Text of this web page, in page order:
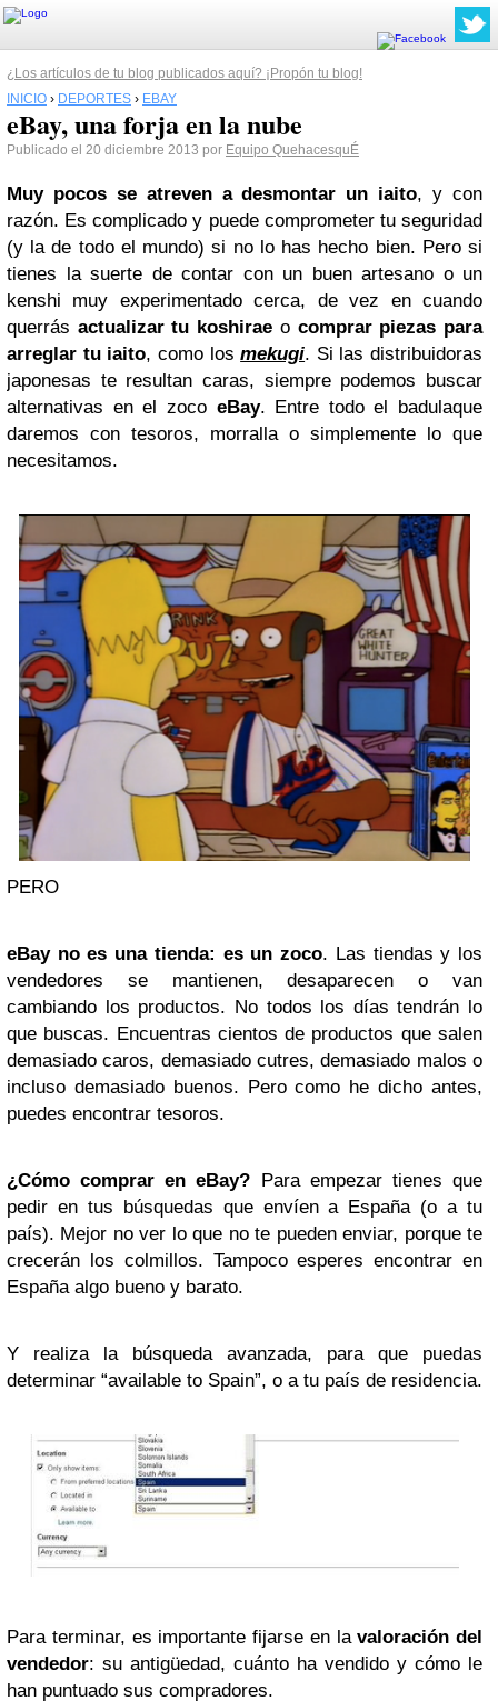
¿Los artículos de tu blog publicados aquí? ¡Propón tu blog!
INICIO › DEPORTES › EBAY
eBay, una forja en la nube
Publicado el 20 diciembre 2013 por Equipo QuehacesquÉ
Muy pocos se atreven a desmontar un iaito, y con
razón. Es complicado y puede comprometer tu seguridad
(y la de todo el mundo) si no lo has hecho bien. Pero si
tienes la suerte de contar con un buen artesano o un
kenshi muy experimentado cerca, de vez en cuando
querrás actualizar tu koshirae o comprar piezas para
arreglar tu iaito, como losmekugi. Si las distribuidoras
japonesas te resultan caras, siempre podemos buscar
alternativas en el zoco eBay. Entre todo el badulaque
daremos con tesoros, morralla o simplemente lo que
necesitamos.
PERO
eBay no es una tienda: es un zoco. Las tiendas y los
vendedores se mantienen, desaparecen o van
cambiando los productos. No todos los días tendrán lo
que buscas. Encuentras cientos de productos que salen
demasiado caros, demasiado cutres, demasiado malos o
incluso demasiado buenos. Pero como he dicho antes,
puedes encontrar tesoros.
¿Cómo comprar en eBay? Para empezar tienes que
pedir en tus búsquedas que envíen a España (o a tu
país). Mejor no ver lo que no te pueden enviar, porque te
crecerán los colmillos. Tampoco esperes encontrar en
España algo bueno y barato.
Y realiza la búsqueda avanzada, para que puedas
determinar “available to Spain”, o a tu país de residencia.
Para terminar, es importante fijarse en lavaloración del
vendedor: su antigüedad, cuánto ha vendido y cómo le
han puntuado sus compradores.